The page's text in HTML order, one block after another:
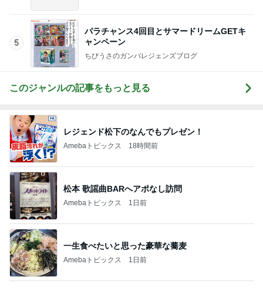
一生食べたいと思った豪華な蕎麦
Amebaトピックス 1日前
大手ハウスメーカー施工の高品質な家
Amebaトピックス 1日前
びっくりするほど涼しい冷感ポンチョ
Amebaトピックス 1日前